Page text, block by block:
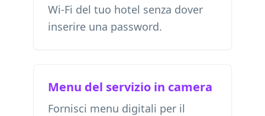
Wi-Fi del tuo hotel senza dover
inserire una password.
Menu del servizio in camera
Fornisci menu digitali per il